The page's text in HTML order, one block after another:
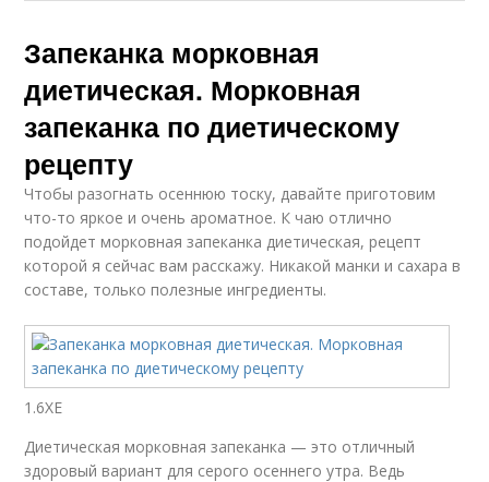
Запеканка морковная
диетическая. Морковная
запеканка по диетическому
рецепту
Чтобы разогнать осеннюю тоску, давайте приготовим
что-то яркое и очень ароматное. К чаю отлично
подойдет морковная запеканка диетическая, рецепт
которой я сейчас вам расскажу. Никакой манки и сахара в
составе, только полезные ингредиенты.
1.6ХЕ
Диетическая морковная запеканка — это отличный
здоровый вариант для серого осеннего утра. Ведь